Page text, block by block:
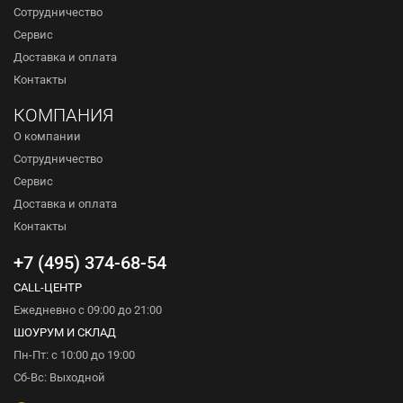
Сотрудничество
Сервис
Доставка и оплата
Контакты
КОМПАНИЯ
О компании
Сотрудничество
Сервис
Доставка и оплата
Контакты
+7 (495) 374-68-54
CALL-ЦЕНТР
Ежедневно с 09:00 до 21:00
ШОУРУМ И СКЛАД
Пн-Пт: с 10:00 до 19:00
Сб-Вс: Выходной